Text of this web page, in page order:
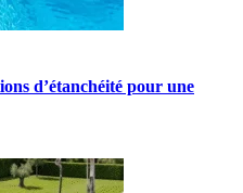
d’étanchéité pour une